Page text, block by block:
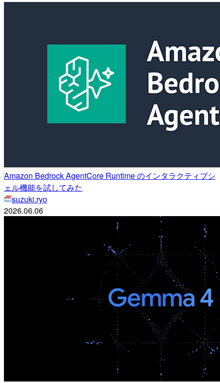
Amazon Bedrock AgentCore Runtime のインタラクティブシ
ェル機能を試してみた
suzuki.ryo
2026.06.06